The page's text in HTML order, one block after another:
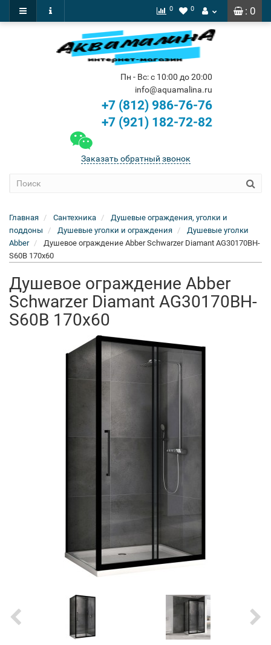
: 0
0 0
Пн - Вс: с 10:00 до 20:00
info@aquamalina.ru
+7 (812) 986-76-76
+7 (921) 182-72-82
Заказать обратный звонок
Главная Сантехника
Душевые ограждения, уголки и
поддоны
Душевые уголки и ограждения
Душевые уголки
Abber
Душевое ограждение Abber Schwarzer Diamant AG30170BH-
S60B 170x60
Душевое ограждение Abber
Schwarzer Diamant AG30170BH-
S60B 170x60